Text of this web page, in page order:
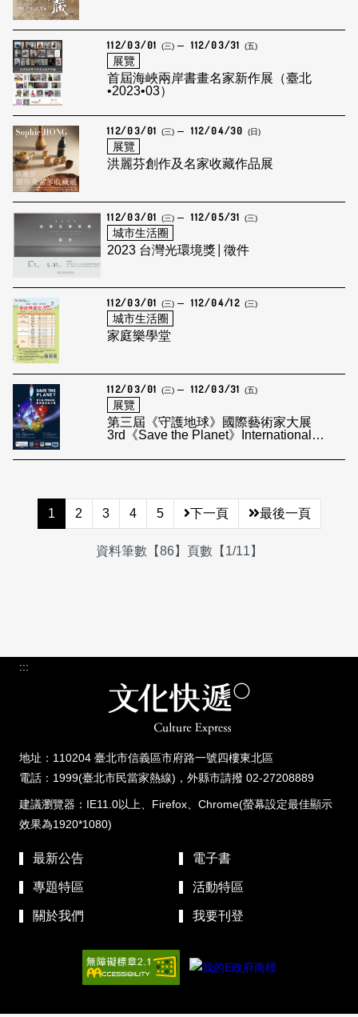
112/03/01 (三) 112/03/31 (五)
展覽
首屆海峽兩岸書畫名家新作展（臺北
•2023•03）
112/03/01 (三) 112/04/30 (日)
展覽
洪麗芬創作及名家收藏作品展
112/03/01 (三) 112/05/31 (三)
城市生活圈
2023 台灣光環境獎│徵件
112/03/01 (三) 112/04/12 (三)
城市生活圈
家庭樂學堂
112/03/01 (三) 112/03/31 (五)
展覽
第三屆《守護地球》國際藝術家大展
3rd《Save the Planet》International
1 2 3 4 5 下一頁 最後一頁
資料筆數【86】頁數【1/11】
:::
地址：110204 臺北市信義區市府路一號四樓東北區
電話：1999(臺北市民當家熱線)，外縣市請撥 02-27208889
建議瀏覽器：IE11.0以上、Firefox、Chrome(螢幕設定最佳顯示
效果為1920*1080)
最新公告 電子書
專題特區 活動特區
關於我們 我要刊登